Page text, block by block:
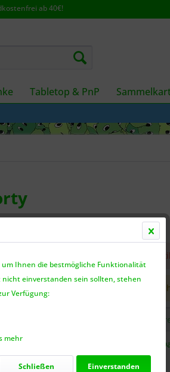
ab 40€!
Tabletop & PnP
Dieser
genommen.
um Ihnen die bestmögliche Funktionalität
einverstanden sein sollten, stehen
Verfügung:
mehr
Einverstanden
Schließen